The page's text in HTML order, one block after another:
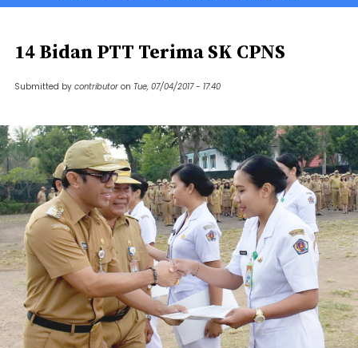
14 Bidan PTT Terima SK CPNS
Submitted by contributor on Tue, 07/04/2017 - 17:40